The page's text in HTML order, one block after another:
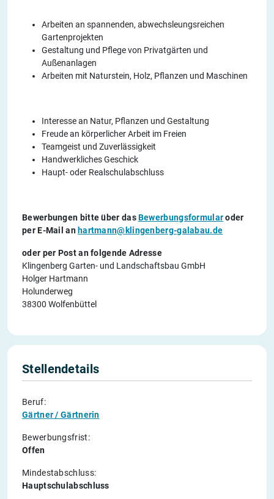
Arbeiten an spannenden, abwechsleungsreichen
Gartenprojekten
Gestaltung und Pflege von Privatgärten und
Außenanlagen
Arbeiten mit Naturstein, Holz, Pflanzen und Maschinen
Interesse an Natur, Pflanzen und Gestaltung
Freude an körperlicher Arbeit im Freien
Teamgeist und Zuverlässigkeit
Handwerkliches Geschick
Haupt- oder Realschulabschluss
Bewerbungen bitte über dasBewerbungsformular oder
per E-Mail an hartmann@klingenberg-galabau.de
oder per Post an folgende Adresse
Klingenberg Garten- und Landschaftsbau GmbH
Holger Hartmann
Holunderweg
38300 Wolfenbüttel
Stellendetails
Beruf:
Gärtner / Gärtnerin
Bewerbungsfrist:
Offen
Mindestabschluss:
Hauptschulabschluss